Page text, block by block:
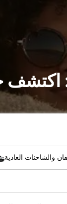
اكتشف
والشاحنات العادية